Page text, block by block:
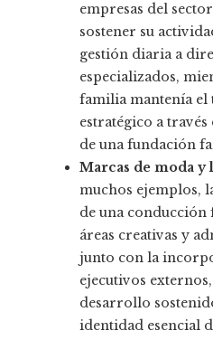
empresas del
sostener su
gestión diaria a
especializados,
familia mantenía el
estratégico a
de una fundación
Marcas de moda y
muchos ejemplos,
de una
áreas creativas y
junto con la
ejecutivos
desarrollo
identidad esencial